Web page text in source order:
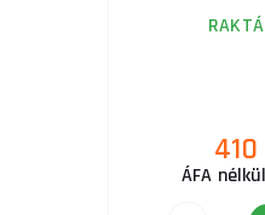
ÁFA